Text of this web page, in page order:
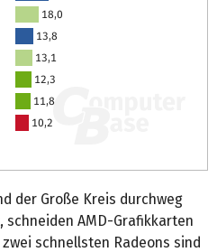
18,0
13,8
13,1
12,3
11,8
10,2
der Große Kreis durchweg
AMD-Grafikkarten
schnellsten Radeons sind